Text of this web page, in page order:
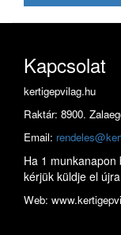
Kapcsolat
kertigepvilag.hu
Raktár: 8900.
Email:
Ha 1
kérjük küldje el
Web: